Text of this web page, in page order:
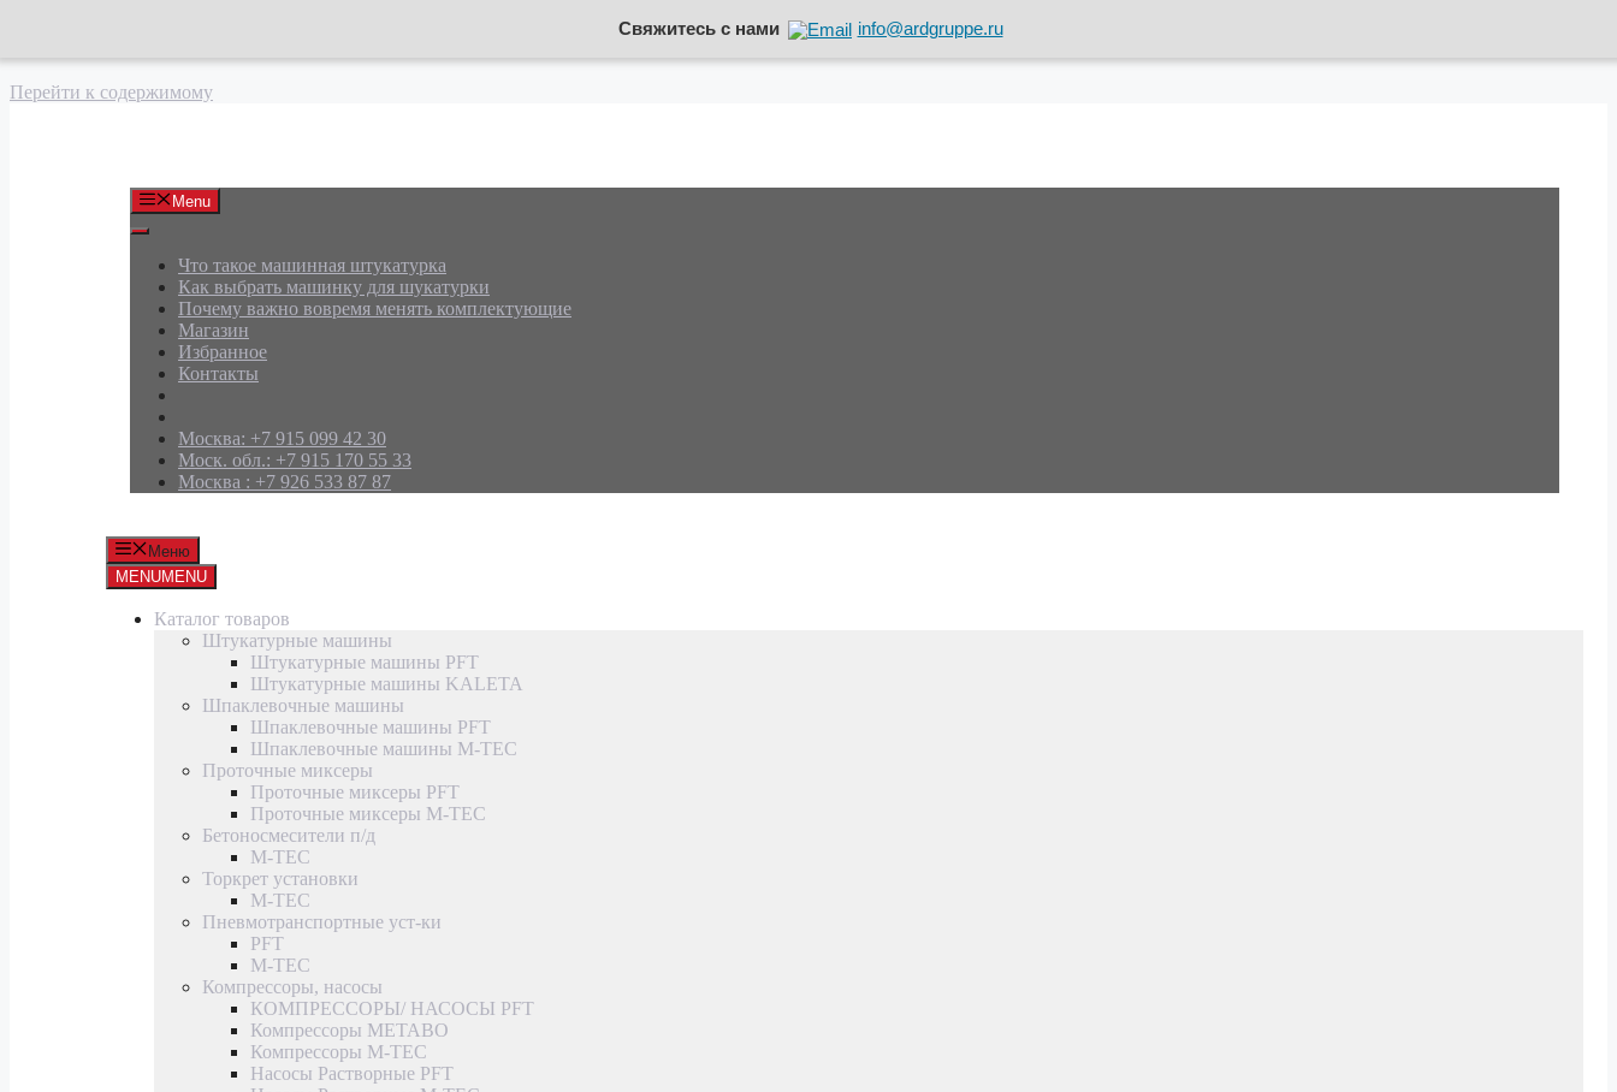
Свяжитесь с нами info@ardgruppe.ru
Перейти к содержимому
Menu
Что такое машинная штукатурка
Как выбрать машинку для шукатурки
Почему важно вовремя менять комплектующие
Магазин
Избранное
Контакты
Москва: +7 915 099 42 30
Моск. обл.: +7 915 170 55 33
Москва : +7 926 533 87 87
Меню
MENUMENU
Каталог товаров
Штукатурные машины
Штукатурные машины PFT
Штукатурные машины KALETA
Шпаклевочные машины
Шпаклевочные машины PFT
Шпаклевочные машины M-TEC
Проточные миксеры
Проточные миксеры PFT
Проточные миксеры M-TEC
Бетоносмесители п/д
M-TEC
Торкрет установки
M-TEC
Пневмотранспортные уст-ки
PFT
M-TEC
Компрессоры, насосы
КОМПРЕССОРЫ/ НАСОСЫ PFT
Компрессоры METABO
Компрессоры M-TEC
Насосы Растворные PFT